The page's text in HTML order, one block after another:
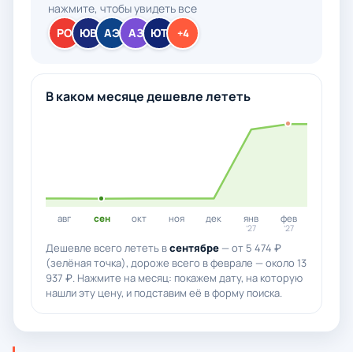
нажмите, чтобы увидеть все
РО ЮВ АЭ АЗ ЮТ +4
В каком месяце дешевле лететь
авг сен окт ноя дек янв
’27
фев
’27
Дешевле всего лететь всентябре — от 5 474 ₽
(зелёная точка), дороже всего в феврале — около 13
937 ₽. Нажмите на месяц: покажем дату, на которую
нашли эту цену, и подставим её в форму поиска.